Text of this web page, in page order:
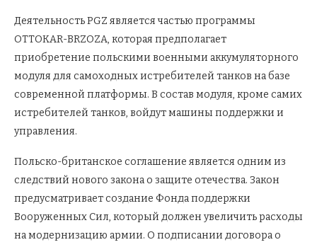
Деятельность PGZ является частью программы
OTTOKAR-BRZOZA, которая предполагает
приобретение польскими военными аккумуляторного
модуля для самоходных истребителей танков на базе
современной платформы. В состав модуля, кроме самих
истребителей танков, войдут машины поддержки и
управления.
Польско-британское соглашение является одним из
следствий нового закона о защите отечества. Закон
предусматривает создание Фонда поддержки
Вооруженных Сил, который должен увеличить расходы
на модернизацию армии. О подписании договора о